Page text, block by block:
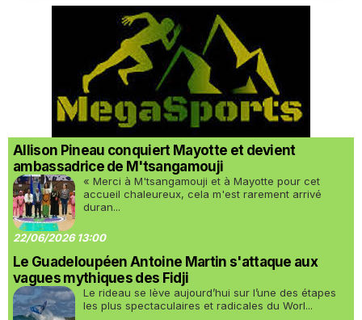
Allison Pineau conquiert Mayotte et devient
ambassadrice de M'tsangamouji
« Merci à M'tsangamouji et à Mayotte pour cet
accueil chaleureux, cela m'est rarement arrivé
duran...
22/06/2026 13:00
Le Guadeloupéen Antoine Martin s'attaque aux
vagues mythiques des Fidji
Le rideau se lève aujourd’hui sur l’une des étapes
les plus spectaculaires et radicales du Worl...